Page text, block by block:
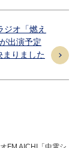
ジオ「燃え
出演予定
まりました